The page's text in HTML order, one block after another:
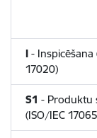
I - Inspicēšana
17020)
S1 - Produktu
(ISO/IEC